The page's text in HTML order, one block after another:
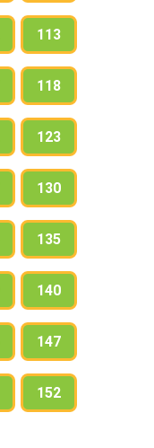
113
118
123
130
135
140
147
152